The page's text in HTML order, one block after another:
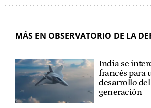
MÁS EN OBSERVATORIO DE LA
India se
francés para
desarrollo del
generación